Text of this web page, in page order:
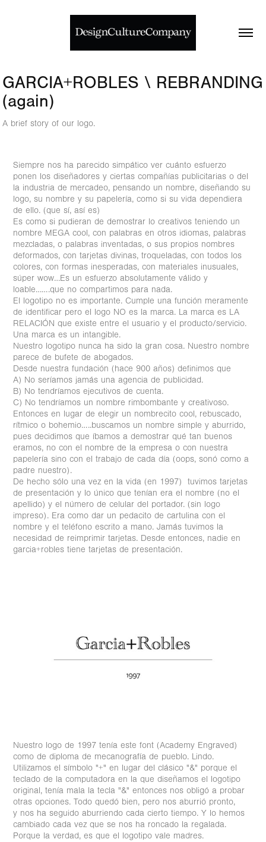
GARCIA+ROBLES \ REBRANDING
(again)
A brief story of our logo.
Siempre nos ha parecido simpático ver cuánto esfuerzo
ponen los diseñadores y ciertas compañías publicitarias o del
la industria de mercadeo, pensando un nombre, diseñando su
logo, su nombre y su papelería, como si su vida dependiera
de ello. (que sí, así es)
Es como si pudieran de demostrar lo creativos teniendo un
nombre MEGA cool, con palabras en otros idiomas, palabras
mezcladas, o palabras inventadas, o sus propios nombres
deformados, con tarjetas divinas, troqueladas, con todos los
colores, con formas inesperadas, con materiales inusuales,
súper wow…Es un esfuerzo absolutamente válido y
loable…….que no compartimos para nada.
El logotipo no es importante. Cumple una función meramente
de identificar pero el logo NO es la marca. La marca es LA
RELACIÓN que existe entre el usuario y el producto/servicio.
Una marca es un intangible.
Nuestro logotipo nunca ha sido la gran cosa. Nuestro nombre
parece de bufete de abogados.
Desde nuestra fundación (hace 900 años) definimos que
A) No seríamos jamás una agencia de publicidad.
B) No tendríamos ejecutivos de cuenta.
C) No tendríamos un nombre rimbombante y creativoso.
Entonces en lugar de elegir un nombrecito cool, rebuscado,
rítmico o bohemio…..buscamos un nombre simple y aburrido,
pues decidimos que íbamos a demostrar qué tan buenos
eramos, no con el nombre de la empresa o con nuestra
papelería sino con el trabajo de cada día (oops, sonó como a
padre nuestro).
De hecho sólo una vez en la vida (en 1997) tuvimos tarjetas
de presentación y lo único que tenían era el nombre (no el
apellido) y el número de celular del portador. (sin logo
impreso). Era como dar un pedacito de cartulina con el
nombre y el teléfono escrito a mano. Jamás tuvimos la
necesidad de reimprimir tarjetas. Desde entonces, nadie en
garcia+robles tiene tarjetas de presentación.
Nuestro logo de 1997 tenía este font (Academy Engraved)
como de diploma de mecanografía de pueblo. Lindo.
Utilizamos el símbolo "+" en lugar del clásico "&" porque el
teclado de la computadora en la que diseñamos el logotipo
original, tenía mala la tecla "&" entonces nos obligó a probar
otras opciones. Todo quedó bien, pero nos aburrió pronto,
y nos ha seguido aburriendo cada cierto tiempo. Y lo hemos
cambiado cada vez que se nos ha roncado la regalada.
Porque la verdad, es que el logotipo vale madres.